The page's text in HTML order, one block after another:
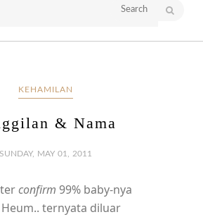
KEHAMILAN
& Nama
SUNDAY, MAY 01, 2011
confirm 99% baby-nya
ternyata diluar